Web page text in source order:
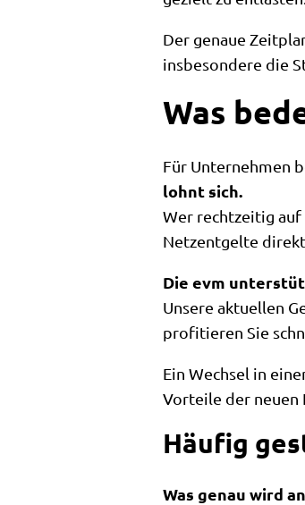
Der genaue
insbesondere die
Was
Für Unternehmen
lohnt sich.
Wer rechtzeitig
Netzentgelte
Die evm
Unsere aktuellen
profitieren Sie
Ein Wechsel in
Vorteile der neuen
Häufig
Was genau wird